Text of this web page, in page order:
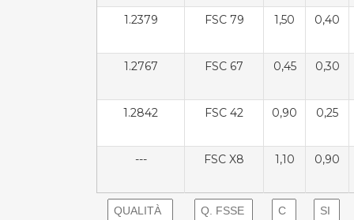
1.2379 FSC 79 1,50 0,40
1.2767 FSC 67 0,45 0,30
1.2842 FSC 42 0,90 0,25
--- FSC X8 1,10 0,90